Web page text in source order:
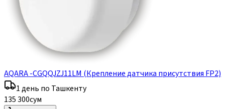
AQARA -CGQQJZJ11LM (Крепление датчика присутствия FP2)
1 день по Ташкенту
135 300сум